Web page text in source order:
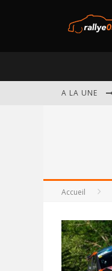
A LA UNE
Accueil